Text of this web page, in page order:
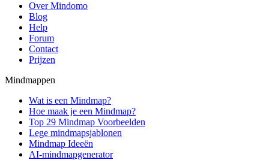
Over Mindomo
Blog
Help
Forum
Contact
Prijzen
Mindmappen
Wat is een Mindmap?
Hoe maak je een Mindmap?
Top 29 Mindmap Voorbeelden
Lege mindmapsjablonen
Mindmap Ideeën
AI-mindmapgenerator